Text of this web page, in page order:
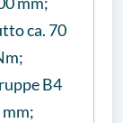
ca. 70
B4